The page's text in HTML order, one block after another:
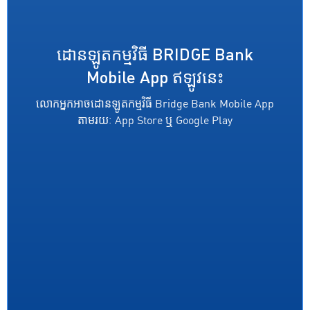
ដោនឡូតកម្មវិធី BRIDGE Bank
Mobile App ឥឡូវនេះ
លោកអ្នកអាចដោនឡូតកម្មវិធី Bridge Bank Mobile App
តាមរយៈ App Store ឬ Google Play